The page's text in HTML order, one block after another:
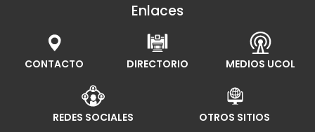
Enlaces
CONTACTO DIRECTORIO MEDIOS UCOL
REDES SOCIALES OTROS SITIOS